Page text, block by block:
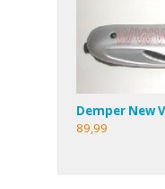
Demper New
89,99